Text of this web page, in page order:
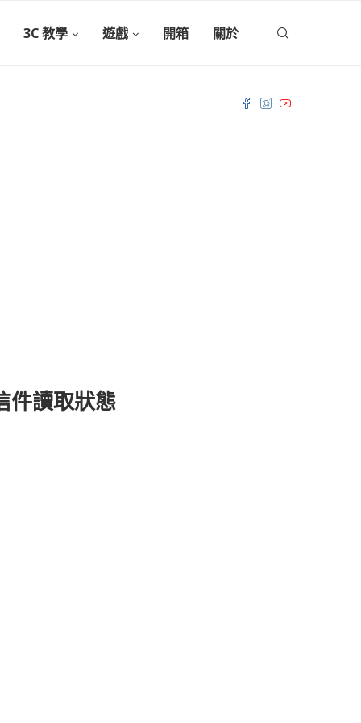
3C 教學 遊戲 開箱 關於
件讀取狀態